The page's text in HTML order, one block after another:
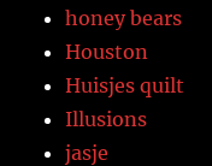
honey bears
Houston
Huisjes quilt
Illusions
jasje